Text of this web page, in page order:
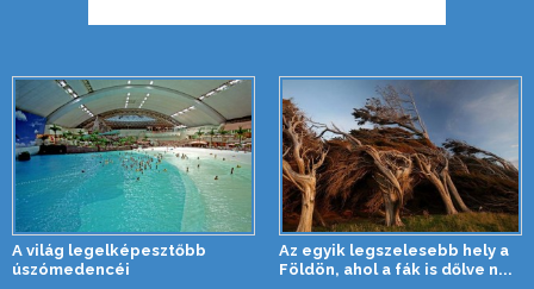
A világ legelképesztőbb
úszómedencéi
Az egyik legszelesebb hely a
Földön, ahol a fák is dőlve n...